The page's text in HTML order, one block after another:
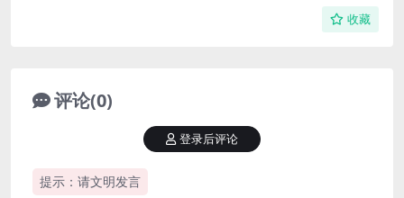
收藏
评论(0)
提示：请文明发言
登录后评论